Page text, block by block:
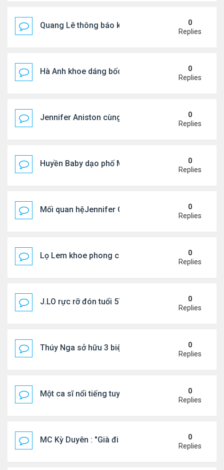
Quang Lê thông báo khẩn cấp
0
Replies
Hà Anh khoe dáng bốc lửa của ở Maldives
0
Replies
Jennifer Aniston cùng bạn trai nghỉ dưỡng trên du
0
Replies
Huyền Baby dạo phố Mỹ
0
Replies
Mối quan hệJennifer Garner và mẹ chồng cũ
0
Replies
Lọ Lem khoe phong cách ở New York
0
Replies
J.LO rực rỡ đón tuổi 57 trên đất Âu
0
Replies
Thúy Nga sở hữu 3 biệt thự triệu USD ở Mỹ
0
Replies
Một ca sĩ nổi tiếng tuyên bố không thu tiền tác
0
Replies
MC Kỳ Duyên : "Già đi cũng là một đặc ân"
0
Replies